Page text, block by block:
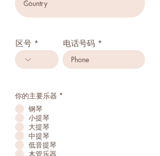
区号 电话号码
你的主要乐器 *
钢琴
小提琴
大提琴
中提琴
低音提琴
木管乐器